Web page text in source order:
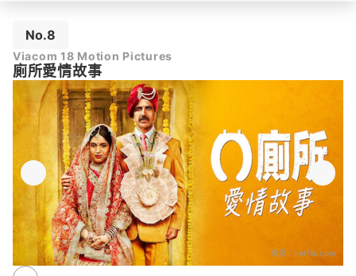
No.8
Viacom 18 Motion Pictures
廁所愛情故事
來源： netflix.com